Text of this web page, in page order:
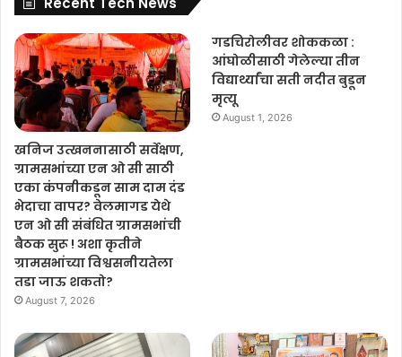
खनिज उत्खननासाठी सर्वेक्षण,
ग्रामसभांच्या एन ओ सी साठी
एका कंपनीकडून साम दाम दंड
भेदाचा वापर? वेलमागड येथे
एन ओ सी संबंधित ग्रामसभांची
बैठक सुरू ! अशा कृतीने
ग्रामसभांच्या विश्वसनीयतेला
तडा जाऊ शकतो?
August 7, 2026
गडचिरोलीवर शोककळा :
आंघोळीसाठी गेलेल्या तीन
विद्यार्थ्यांचा सती नदीत बुडून
मृत्यू
August 1, 2026